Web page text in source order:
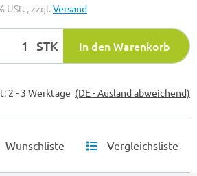
USt. , zzgl.Versand
STK In den Warenkorb
2 - 3 Werktage (DE - Ausland abweichend)
Wunschliste Vergleichsliste